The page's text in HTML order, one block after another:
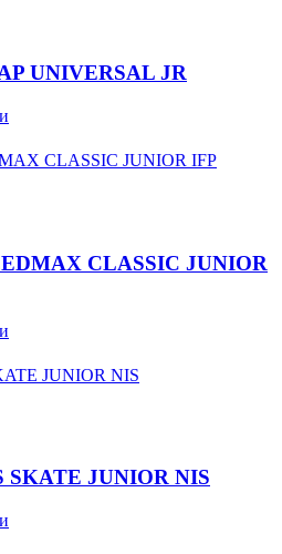
UNIVERSAL JR
CLASSIC JUNIOR
JUNIOR NIS